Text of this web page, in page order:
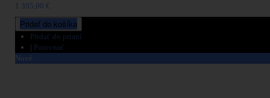
1 395,00 €
Pridať do košíka
Pridať do prianí
| Porovnať
Nové